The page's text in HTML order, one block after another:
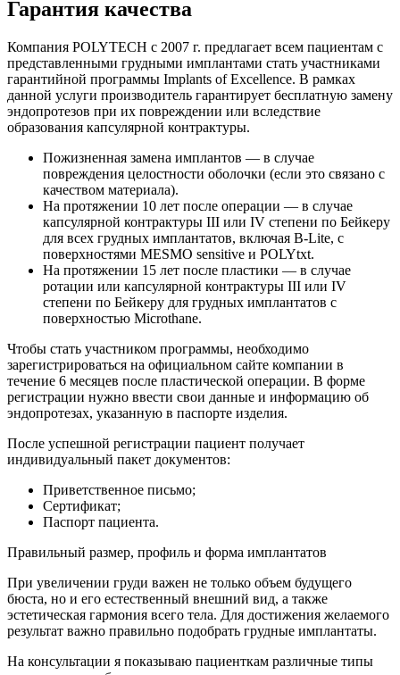
Гарантия качества
Компания POLYTECH с 2007 г. предлагает всем пациентам с
представленными грудными имплантами стать участниками
гарантийной программы Implants of Excellence. В рамках
данной услуги производитель гарантирует бесплатную замену
эндопротезов при их повреждении или вследствие
образования капсулярной контрактуры.
Пожизненная замена имплантов — в случае
повреждения целостности оболочки (если это связано с
качеством материала).
На протяжении 10 лет после операции — в случае
капсулярной контрактуры III или IV степени по Бейкеру
для всех грудных имплантатов, включая B-Lite, с
поверхностями MESMO sensitive и POLYtxt.
На протяжении 15 лет после пластики — в случае
ротации или капсулярной контрактуры III или IV
степени по Бейкеру для грудных имплантатов с
поверхностью Microthane.
Чтобы стать участником программы, необходимо
зарегистрироваться на официальном сайте компании в
течение 6 месяцев после пластической операции. В форме
регистрации нужно ввести свои данные и информацию об
эндопротезах, указанную в паспорте изделия.
После успешной регистрации пациент получает
индивидуальный пакет документов:
Приветственное письмо;
Сертификат;
Паспорт пациента.
Правильный размер, профиль и форма имплантатов
При увеличении груди важен не только объем будущего
бюста, но и его естественный внешний вид, а также
эстетическая гармония всего тела. Для достижения желаемого
результат важно правильно подобрать грудные имплантаты.
На консультации я показываю пациенткам различные типы